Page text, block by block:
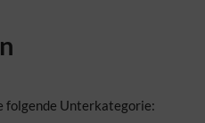
folgende Unterkategorie: